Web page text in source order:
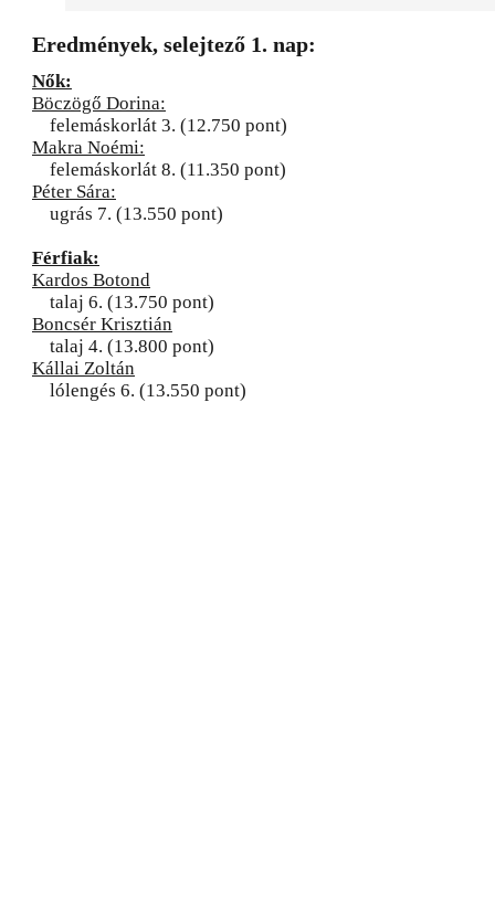
Eredmények, selejtező 1. nap:
Nők:
Böczögő Dorina:
felemáskorlát 3. (12.750 pont)
Makra Noémi:
felemáskorlát 8. (11.350 pont)
Péter Sára:
ugrás 7. (13.550 pont)
Férfiak:
Kardos Botond
talaj 6. (13.750 pont)
Boncsér Krisztián
talaj 4. (13.800 pont)
Kállai Zoltán
lólengés 6. (13.550 pont)